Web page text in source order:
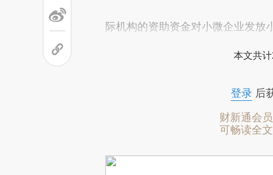
际机构的资助资金对小微企业发放
本文共
登录后
财新通会员
可畅读全文